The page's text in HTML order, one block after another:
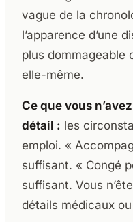
vague de la
l’apparence d’une
plus dommageable
elle-même.
Ce que vous
détail : les
emploi. «
suffisant. « Congé
suffisant. Vous
détails médicaux